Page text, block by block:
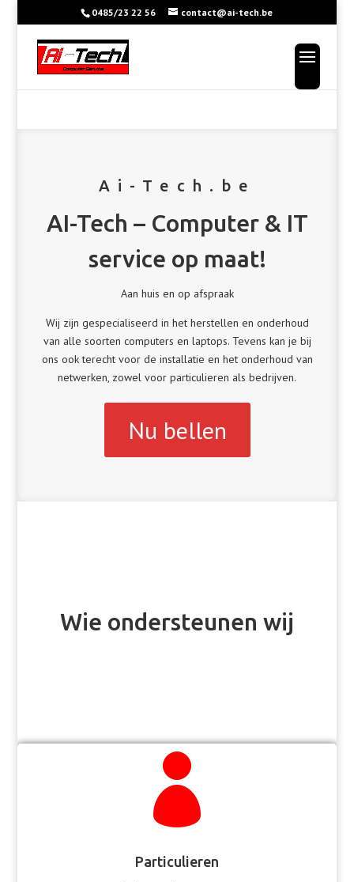
0485/23 22 56 contact@ai-tech.be
Ai-Tech.be
AI-Tech – Computer & IT
service op maat!
Aan huis en op afspraak
Wij zijn gespecialiseerd in het herstellen en onderhoud
van alle soorten computers en laptops. Tevens kan je bij
ons ook terecht voor de installatie en het onderhoud van
netwerken, zowel voor particulieren als bedrijven.
Nu bellen
Wie ondersteunen wij

Particulieren